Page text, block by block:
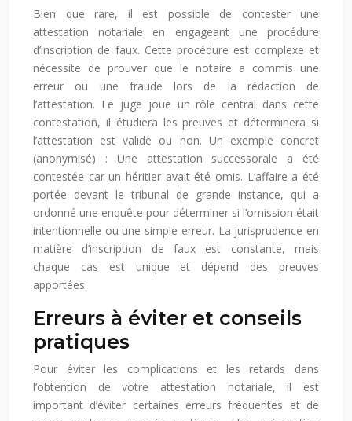
Bien que rare, il est possible de contester une
attestation notariale en engageant une procédure
d’inscription de faux. Cette procédure est complexe et
nécessite de prouver que le notaire a commis une
erreur ou une fraude lors de la rédaction de
l’attestation. Le juge joue un rôle central dans cette
contestation, il étudiera les preuves et déterminera si
l’attestation est valide ou non. Un exemple concret
(anonymisé) : Une attestation successorale a été
contestée car un héritier avait été omis. L’affaire a été
portée devant le tribunal de grande instance, qui a
ordonné une enquête pour déterminer si l’omission était
intentionnelle ou une simple erreur. La jurisprudence en
matière d’inscription de faux est constante, mais
chaque cas est unique et dépend des preuves
apportées.
Erreurs à éviter et conseils
pratiques
Pour éviter les complications et les retards dans
l’obtention de votre attestation notariale, il est
important d’éviter certaines erreurs fréquentes et de